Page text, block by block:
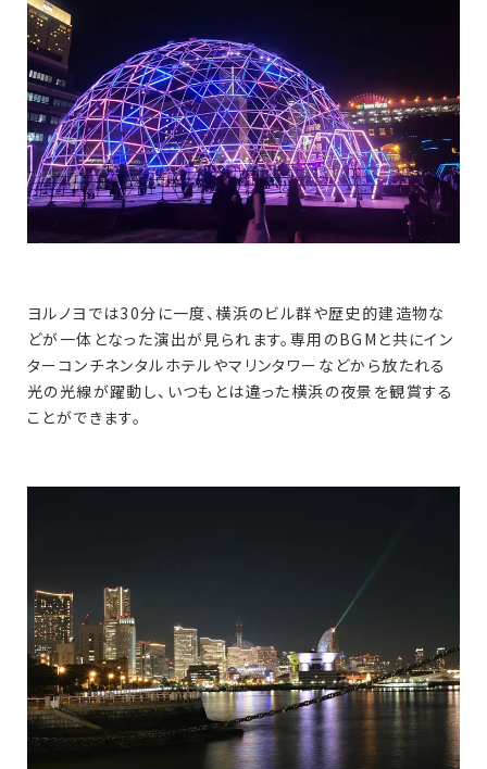
ヨルノヨでは30分に一度、横浜のビル群や歴史的建造物な
どが一体となった演出が見られます。専用のBGMと共にイン
ターコンチネンタルホテルやマリンタワーなどから放たれる
光の光線が躍動し、いつもとは違った横浜の夜景を観賞する
ことができます。